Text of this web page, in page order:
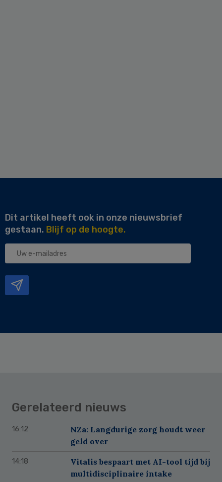
Dit artikel heeft ook in onze nieuwsbrief
gestaan. Blijf op de hoogte.
Uw
Gerelateerd nieuws
16:12
NZa: Langdurige zorg houdt weer
geld over
14:18
Vitalis bespaart met AI-tool tijd bij
multidisciplinaire intake